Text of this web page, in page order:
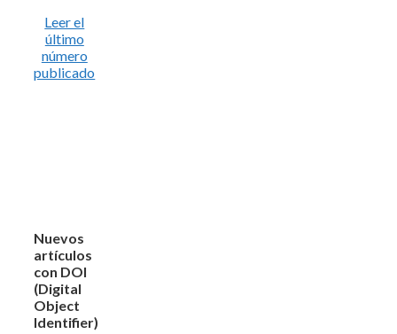
Leer el
último
número
publicado
Nuevos
artículos
con DOI
(Digital
Object
Identifier)